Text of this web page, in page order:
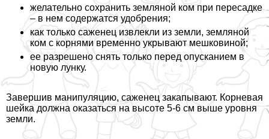
желательно сохранить земляной ком при пересадке
– в нем содержатся удобрения;
как только саженец извлекли из земли, земляной
ком с корнями временно укрывают мешковиной;
ее разрешено снять только перед опусканием в
новую лунку.
Завершив манипуляцию, саженец закапывают. Корневая
шейка должна оказаться на высоте 5-6 см выше уровня
земли.